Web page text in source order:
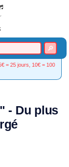
= 25 jours, 10€ = 100
- Du plus